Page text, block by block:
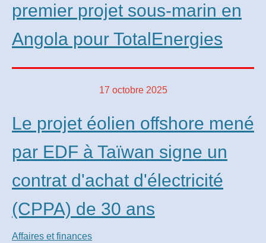
premier projet sous-marin en
Angola pour TotalEnergies
17 octobre 2025
Le projet éolien offshore mené
par EDF à Taïwan signe un
contrat d'achat d'électricité
(CPPA) de 30 ans
Affaires et finances